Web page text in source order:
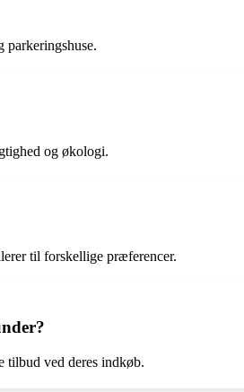
parkeringshuse.
og økologi.
til forskellige præferencer.
tilbud ved deres indkøb.